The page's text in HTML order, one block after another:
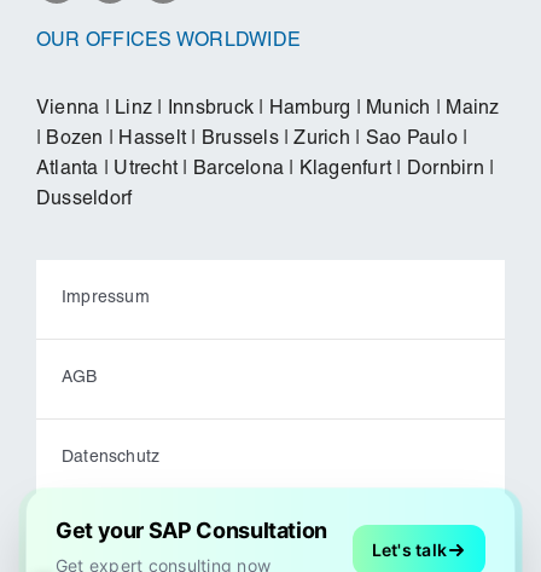
OUR OFFICES WORLDWIDE
Vienna | Linz | Innsbruck | Hamburg | Munich | Mainz
| Bozen | Hasselt | Brussels|Zurich | Sao Paulo|
Atlanta | Utrecht | Barcelona | Klagenfurt | Dornbirn |
Dusseldorf
Impressum
AGB
Datenschutz
Code of Conduct
Get your SAP Consultation
Get expert consulting now
Let's talk